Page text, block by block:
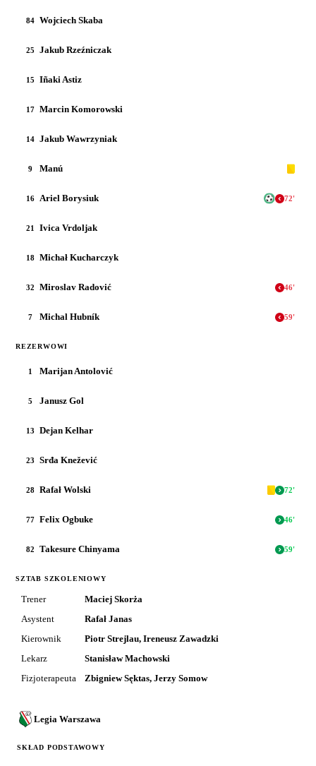
84 Wojciech Skaba
25 Jakub Rzeźniczak
15 Iñaki Astiz
17 Marcin Komorowski
14 Jakub Wawrzyniak
9 Manú
16 Ariel Borysiuk 72'
21 Ivica Vrdoljak
18 Michał Kucharczyk
32 Miroslav Radović 46'
7 Michal Hubník 59'
REZERWOWI
1 Marijan Antolović
5 Janusz Gol
13 Dejan Kelhar
23 Srđa Knežević
28 Rafał Wolski 72'
77 Felix Ogbuke 46'
82 Takesure Chinyama 59'
SZTAB SZKOLENIOWY
Trener
Maciej Skorża
Asystent
Rafał Janas
Kierownik
Piotr Strejlau, Ireneusz Zawadzki
Lekarz
Stanisław Machowski
Fizjoterapeuta
Zbigniew Sęktas, Jerzy Somow
Legia Warszawa
SKŁAD PODSTAWOWY